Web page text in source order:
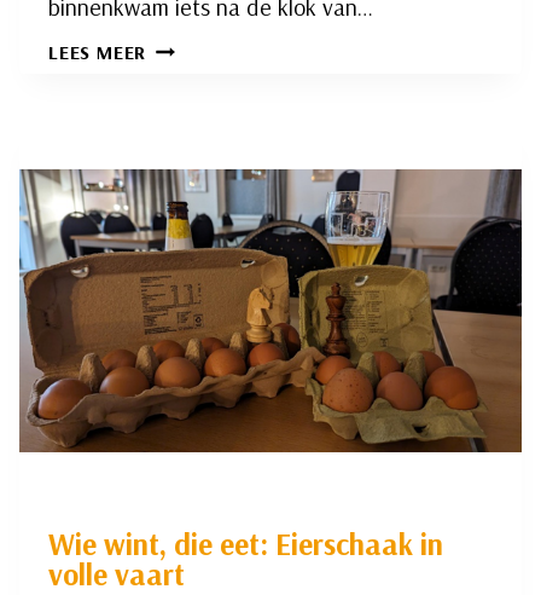
binnenkwam iets na de klok van…
LEES MEER WEDSTRIJDLEIDER
Wie wint, die eet: Eierschaak in
volle vaart